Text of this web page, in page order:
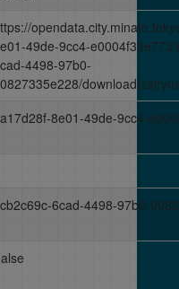
49de-9cc4-
4498-97b0-
download/
8e01-49de-9cc4-
6cad-4498-97b0-